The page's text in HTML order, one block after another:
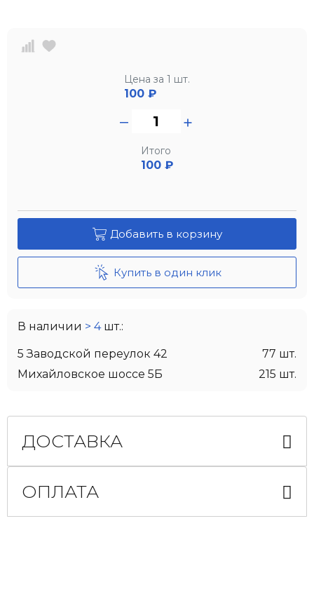
Цена за 1 шт.
100 ₽
Итого
100 ₽
Добавить в корзину
Купить в один клик
В наличии > 4шт.:
5 Заводской переулок 42
77 шт.
Михайловское шоссе 5Б
215 шт.
ДОСТАВКА
ОПЛАТА